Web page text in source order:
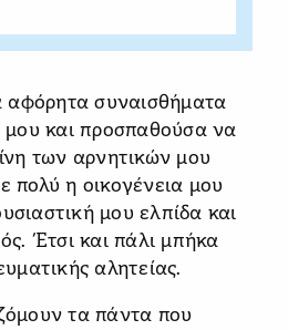
αφόρητα συναισθήματα
μου και προσπαθούσα να
των αρνητικών μου
η οικογένεια μου
μου ελπίδα και
Έτσι και πάλι μπήκα
αλητείας.
τα πάντα που